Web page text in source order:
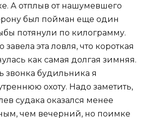
А отплыв от нашумевшего
был пойман еще один
потянули по килограмму.
завела эта ловля, что короткая
как самая долгая зимняя.
звонка будильника я
охоту. Надо заметить,
судака оказался менее
чем вечерний, но поимке